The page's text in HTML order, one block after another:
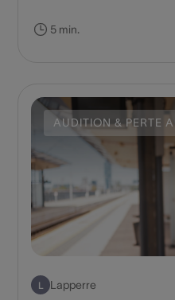
notre cerveau ?
5 min.
AUDITION & PERTE
L Lapperre